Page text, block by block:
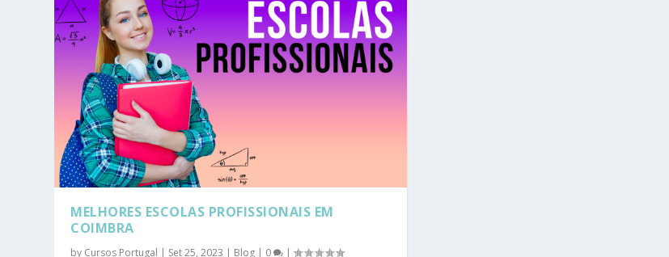
MELHORES ESCOLAS PROFISSIONAIS EM
COIMBRA
by Cursos Portugal Set 25, 2023 Blog 0 |